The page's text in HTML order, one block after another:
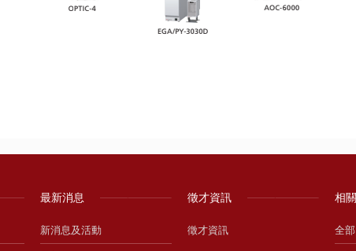
最新消息
新消息及活動
徵才資訊
徵才資訊
相
全部